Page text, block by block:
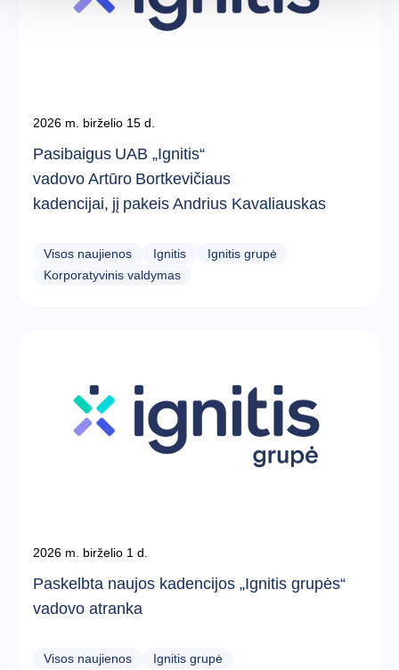
2026 m. birželio 15 d.
Pasibaigus UAB „Ignitis“
vadovo Artūro Bortkevičiaus
kadencijai, jį pakeis Andrius Kavaliauskas
Visos naujienos Ignitis
Ignitis grupė
Korporatyvinis valdymas
2026 m. birželio 1 d.
Paskelbta naujos kadencijos „Ignitis grupės“
vadovo atranka
Visos naujienos Ignitis grupė